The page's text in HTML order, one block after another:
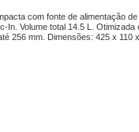
com fonte de alimentação
In. Volume total 14.5 L.
256 mm. Dimensões: 425 x 110